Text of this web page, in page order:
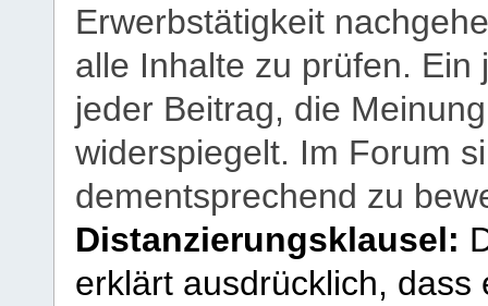
Erwerbstätigkeit
alle Inhalte zu prüfen.
jeder Beitrag, die
widerspiegelt. Im Forum
dementsprechend zu
Distanzierungsklausel:
erklärt ausdrücklich,